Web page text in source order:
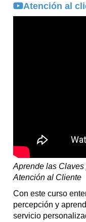
Atención al
Aprende las
Atención al Cliente
Con este curso
percepción y
servicio